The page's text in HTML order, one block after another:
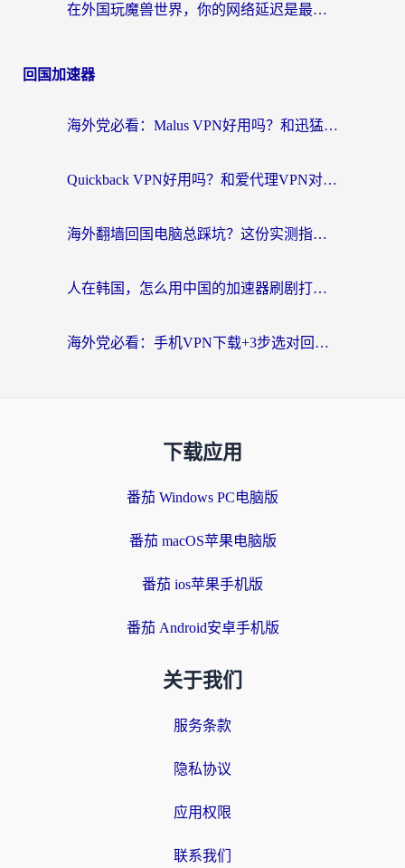
在外国玩魔兽世界，你的网络延迟是最大的敌人
回国加速器
海外党必看：Malus VPN好用吗？和迅猛兔VPN对比哪个回国效果更好？附真实体验与避坑指南
Quickback VPN好用吗？和爱代理VPN对比哪个回国效果更好？
海外翻墙回国电脑总踩坑？这份实测指南帮你选对加速器（附ChickCNinitapMalus对比）
人在韩国，怎么用中国的加速器刷剧打游戏？这份真实体验指南给你答案
海外党必看：手机VPN下载+3步选对回国加速器，无缝刷国内资源不再愁
下载应用
番茄 Windows PC电脑版
番茄 macOS苹果电脑版
番茄 ios苹果手机版
番茄 Android安卓手机版
关于我们
服务条款
隐私协议
应用权限
联系我们